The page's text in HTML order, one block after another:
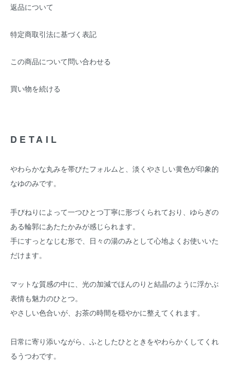
返品について
特定商取引法に基づく表記
この商品について問い合わせる
買い物を続ける
DETAIL
やわらかな丸みを帯びたフォルムと、淡くやさしい黄色が印象的
なゆのみです。
手びねりによって一つひとつ丁寧に形づくられており、ゆらぎの
ある輪郭にあたたかみが感じられます。
手にすっとなじむ形で、日々の湯のみとして心地よくお使いいた
だけます。
マットな質感の中に、光の加減でほんのりと結晶のように浮かぶ
表情も魅力のひとつ。
やさしい色合いが、お茶の時間を穏やかに整えてくれます。
日常に寄り添いながら、ふとしたひとときをやわらかくしてくれ
るうつわです。